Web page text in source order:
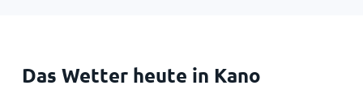
Das Wetter heute in Kano